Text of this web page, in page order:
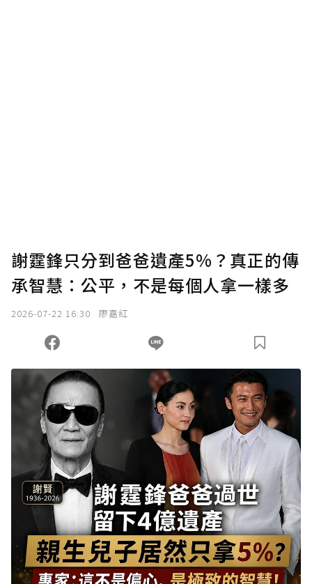
謝霆鋒只分到爸爸遺產5%？真正的傳
承智慧：公平，不是每個人拿一樣多
2026-07-22 16:30 廖嘉紅